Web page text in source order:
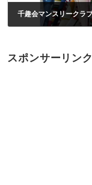
スポンサーリンク